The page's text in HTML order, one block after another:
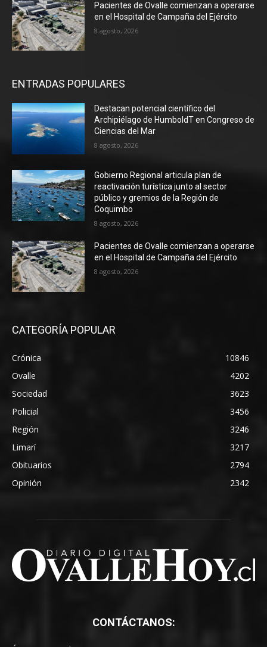
Pacientes de Ovalle comienzan a operarse
en el Hospital de Campaña del Ejército
8 agosto, 2026
ENTRADAS POPULARES
Destacan potencial científico del
Archipiélago de HumboldT en Congreso de
Ciencias del Mar
8 agosto, 2026
Gobierno Regional articula plan de
reactivación turística junto al sector
público y gremios de la Región de
Coquimbo
8 agosto, 2026
Pacientes de Ovalle comienzan a operarse
en el Hospital de Campaña del Ejército
8 agosto, 2026
CATEGORÍA POPULAR
Crónica
10846
Ovalle
4202
Sociedad
3623
Policial
3456
Región
3246
Limarí
3217
Obituarios
2794
Opinión
2342
CONTÁCTANOS: